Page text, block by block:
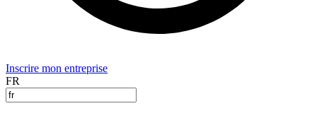
Inscrire mon entreprise
FR